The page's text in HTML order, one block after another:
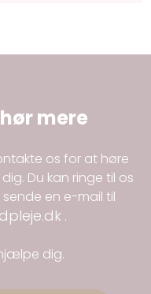
mere
os for at høre
Du kan ringe til os
sende en e-mail til
.
dig.